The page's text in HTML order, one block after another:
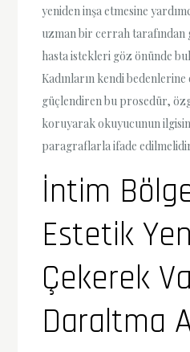
yeniden inşa etmesine
uzman bir cerrah
hasta istekleri göz önünde
Kadınların kendi bedenlerine
güçlendiren bu prosedür,
koruyarak okuyucunun
paragraflarla ifade
İntim
Estetik
Çekerek
Daraltma